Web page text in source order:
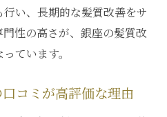
い、長期的な髪質改善をサ
性の高さが、銀座の髪質改
ています。
コミが高評価な理由